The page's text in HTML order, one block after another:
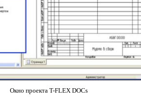
Окно проекта T-FLEX DOCs